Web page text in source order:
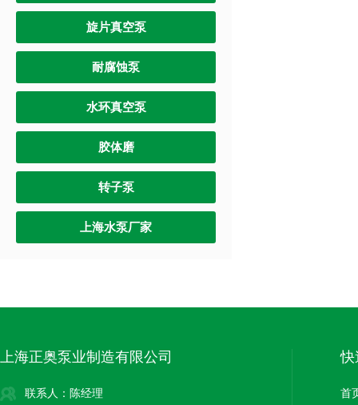
旋片真空泵
耐腐蚀泵
水环真空泵
胶体磨
转子泵
上海水泵厂家
上海正奥泵业制造有限公司
联系人：陈经理
快
首